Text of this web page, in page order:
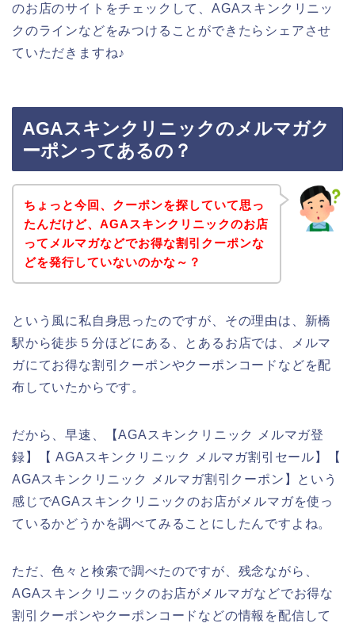
のお店のサイトをチェックして、AGAスキンクリニッ
クのラインなどをみつけることができたらシェアさせ
ていただきますね♪
AGAスキンクリニックのメルマガク
ーポンってあるの？
ちょっと今回、クーポンを探していて思っ
たんだけど、AGAスキンクリニックのお店
ってメルマガなどでお得な割引クーポンな
どを発行していないのかな～？
という風に私自身思ったのですが、その理由は、新橋
駅から徒歩５分ほどにある、とあるお店では、メルマ
ガにてお得な割引クーポンやクーポンコードなどを配
布していたからです。
だから、早速、【AGAスキンクリニック メルマガ登
録】【 AGAスキンクリニック メルマガ割引セール】【
AGAスキンクリニック メルマガ割引クーポン】という
感じでAGAスキンクリニックのお店がメルマガを使っ
ているかどうかを調べてみることにしたんですよね。
ただ、色々と検索で調べたのですが、残念ながら、
AGAスキンクリニックのお店がメルマガなどでお得な
割引クーポンやクーポンコードなどの情報を配信して